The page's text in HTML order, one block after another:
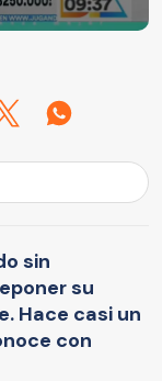
sin
su
Hace casi un
con